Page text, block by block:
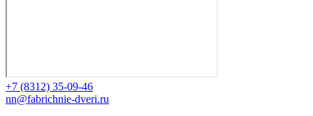
+7 (8312) 35-09-46
nn@fabrichnie-dveri.ru